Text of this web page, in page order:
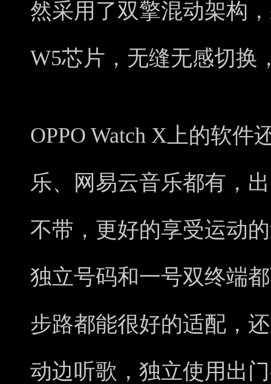
然采用了双擎混动架构
W5芯片，无缝无感切换
OPPO Watch X上的软件
乐、网易云音乐都有，
不带，更好的享受运动
独立号码和一号双终端
步路都能很好的适配，
动边听歌，独立使用出